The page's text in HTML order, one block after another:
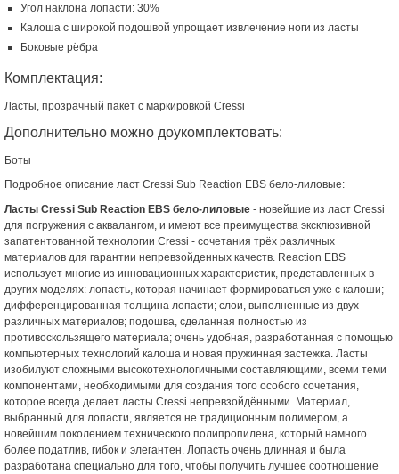
Угол наклона лопасти: 30%
Калоша с широкой подошвой упрощает извлечение ноги из ласты
Боковые рёбра
Комплектация:
Ласты, прозрачный пакет с маркировкой Cressi
Дополнительно можно доукомплектовать:
Боты
Подробное описание ласт Cressi Sub Reaction EBS бело-лиловые:
Ласты Cressi Sub Reaction EBS бело-лиловые - новейшие из ласт Cressi
для погружения с аквалангом, и имеют все преимущества эксклюзивной
запатентованной технологии Cressi - сочетания трёх различных
материалов для гарантии непревзойденных качеств. Reaction EBS
использует многие из инновационных характеристик, представленных в
других моделях: лопасть, которая начинает формироваться уже с калоши;
дифференцированная толщина лопасти; слои, выполненные из двух
различных материалов; подошва, сделанная полностью из
противоскользящего материала; очень удобная, разработанная с помощью
компьютерных технологий калоша и новая пружинная застежка. Ласты
изобилуют сложными высокотехнологичными составляющими, всеми теми
компонентами, необходимыми для создания того особого сочетания,
которое всегда делает ласты Cressi непревзойдёнными. Материал,
выбранный для лопасти, является не традиционным полимером, а
новейшим поколением технического полипропилена, который намного
более податлив, гибок и элегантен. Лопасть очень длинная и была
разработана специально для того, чтобы получить лучшее соотношение